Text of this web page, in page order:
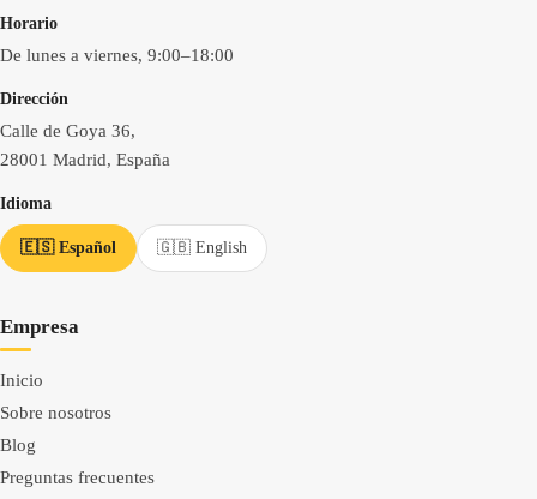
Horario
De lunes a viernes, 9:00–18:00
Dirección
Calle de Goya 36,
28001 Madrid, España
Idioma
🇪🇸 Español 🇬🇧 English
Empresa
Inicio
Sobre nosotros
Blog
Preguntas frecuentes